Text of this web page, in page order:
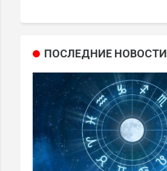
ПОСЛЕДНИЕ НОВОСТИ